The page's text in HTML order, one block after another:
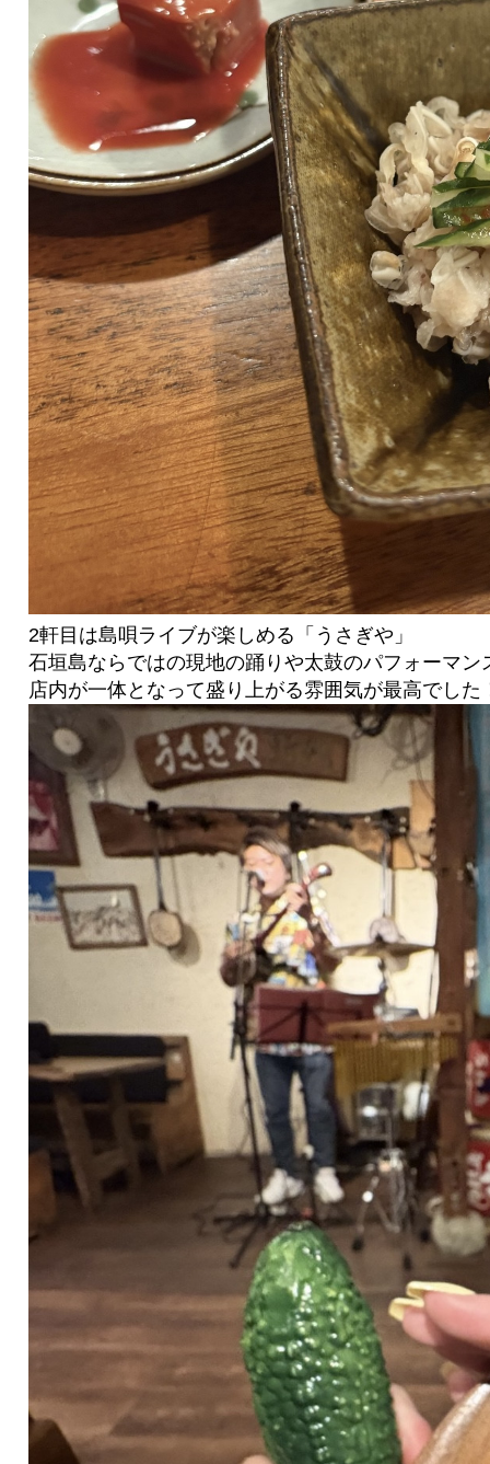
2軒目は島唄ライブが楽しめる「うさぎや」
石垣島ならではの現地の踊りや太鼓のパフォーマン
店内が一体となって盛り上がる雰囲気が最高でした